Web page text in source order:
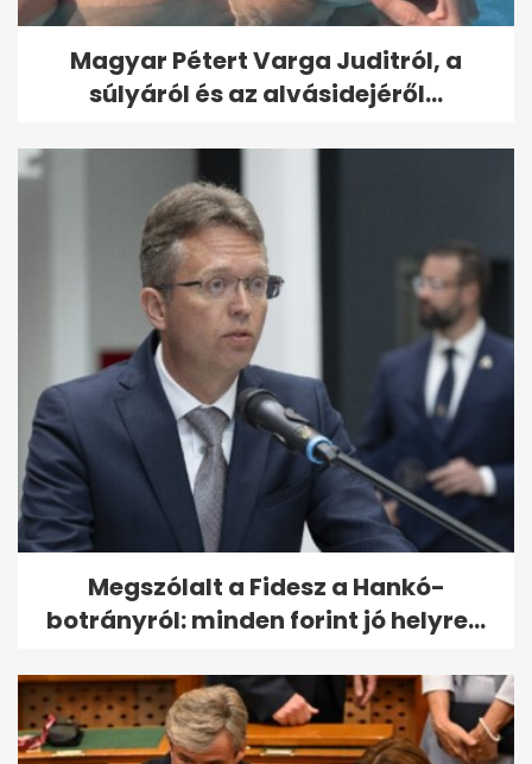
Magyar Pétert Varga Juditról, a
súlyáról és az alvásidejéről...
Megszólalt a Fidesz a Hankó-
botrányról: minden forint jó helyre...